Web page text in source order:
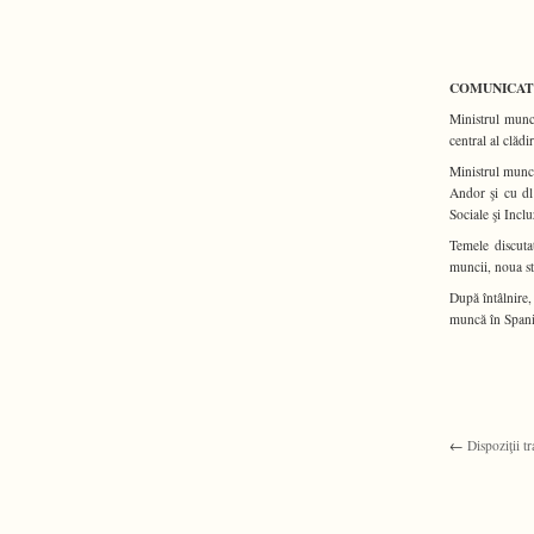
Ministrul
central al
Ministrul
Andor şi cu
Sociale şi
Temele
muncii, noua
După
muncă în
← Dispoziţii